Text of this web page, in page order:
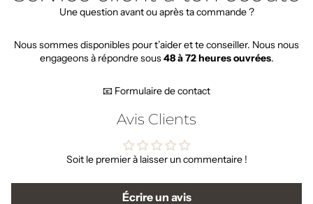
Une question avant ou après ta commande ?
Nous sommes disponibles pour t’aider et te conseiller. Nous nous
engageons à répondre sous48 à 72 heures ouvrées.
📧 Formulaire de contact
Avis Clients
Soit le premier à laisser un commentaire !
Écrire un avis